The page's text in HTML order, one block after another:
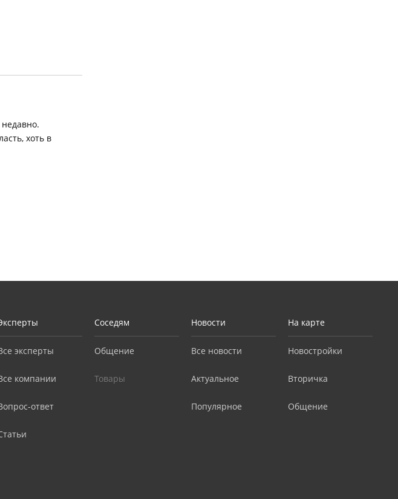
хоть в
эксперты
компании
ответ
Соседям
Общение
Товары
Новости
Все новости
Актуальное
Популярное
На карте
Новостройки
Вторичка
Общение